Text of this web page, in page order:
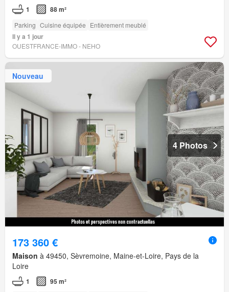
1 88 m²
Parking Cuisine équipée Entièrement meublé
Il y a 1 jour
OUESTFRANCE-IMMO - NEHO
Nouveau
4 Photos
173 360 €
Maison à 49450, Sèvremoine, Maine-et-Loire, Pays de la
Loire
1 95 m²